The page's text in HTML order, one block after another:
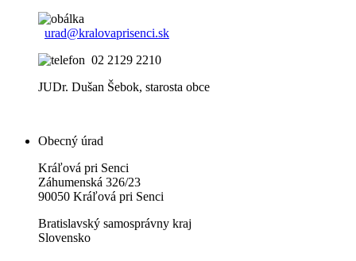
urad@kralovaprisenci.sk
02 2129 2210
JUDr. Dušan Šebok, starosta obce
Obecný úrad
Kráľová pri Senci
Záhumenská 326/23
90050 Kráľová pri Senci
Bratislavský samosprávny kraj
Slovensko